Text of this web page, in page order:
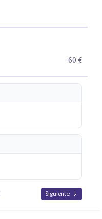
60 €
Siguiente